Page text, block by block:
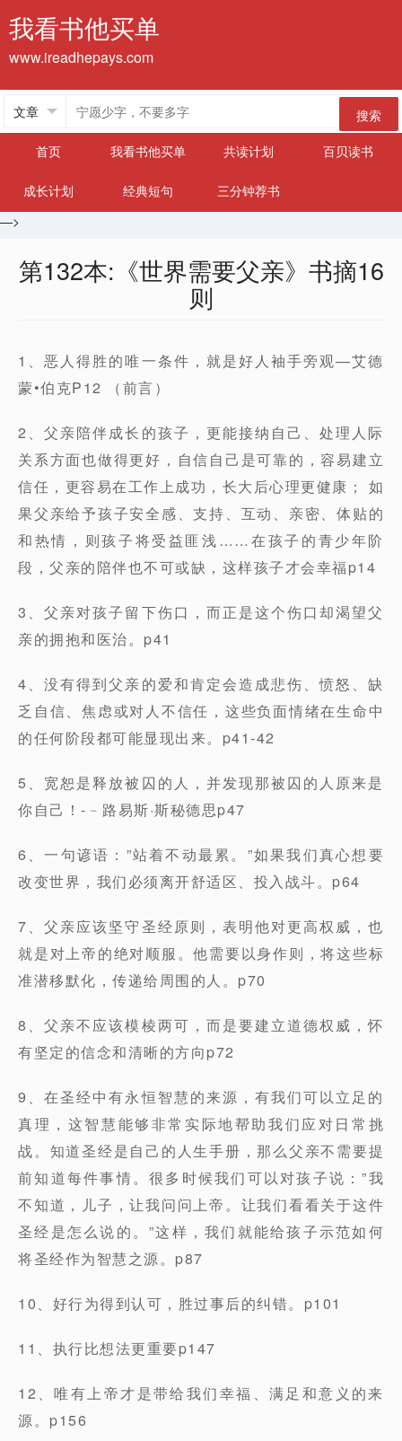
我看书他买单
www.ireadhepays.com
搜索
首页
我看书他买单 共读计划 百贝读书
成长计划 经典短句
三分钟荐书
—>
第132本:《世界需要父亲》书摘16
则
1、恶人得胜的唯一条件，就是好人袖手旁观—艾德
蒙•伯克P12 （前言）
2、父亲陪伴成长的孩子，更能接纳自己、处理人际
关系方面也做得更好，自信自己是可靠的，容易建立
信任，更容易在工作上成功，长大后心理更健康； 如
果父亲给予孩子安全感、支持、互动、亲密、体贴的
和热情，则孩子将受益匪浅……在孩子的青少年阶
段，父亲的陪伴也不可或缺，这样孩子才会幸福p14
3、父亲对孩子留下伤口，而正是这个伤口却渴望父
亲的拥抱和医治。p41
4、没有得到父亲的爱和肯定会造成悲伤、愤怒、缺
乏自信、焦虑或对人不信任，这些负面情绪在生命中
的任何阶段都可能显现出来。p41-42
5、宽恕是释放被囚的人，并发现那被囚的人原来是
你自己！-﹣路易斯·斯秘德思p47
6、一句谚语：”站着不动最累。”如果我们真心想要
改变世界，我们必须离开舒适区、投入战斗。p64
7、父亲应该坚守圣经原则，表明他对更高权威，也
就是对上帝的绝对顺服。他需要以身作则，将这些标
准潜移默化，传递给周围的人。p70
8、父亲不应该模棱两可，而是要建立道德权威，怀
有坚定的信念和清晰的方向p72
9、在圣经中有永恒智慧的来源，有我们可以立足的
真理，这智慧能够非常实际地帮助我们应对日常挑
战。知道圣经是自己的人生手册，那么父亲不需要提
前知道每件事情。很多时候我们可以对孩子说：”我
不知道，儿子，让我问问上帝。让我们看看关于这件
圣经是怎么说的。”这样，我们就能给孩子示范如何
将圣经作为智慧之源。p87
10、好行为得到认可，胜过事后的纠错。p101
11、执行比想法更重要p147
12、唯有上帝才是带给我们幸福、满足和意义的来
源。p156